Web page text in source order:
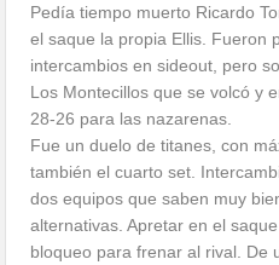
Pedía tiempo muerto Ricardo
el saque la propia Ellis. Fueron
intercambios en sideout, pero
Los Montecillos que se volcó y
28-26 para las nazarenas.
Fue un duelo de titanes, con
también el cuarto set.
dos equipos que saben muy
alternativas. Apretar en el
bloqueo para frenar al rival. De